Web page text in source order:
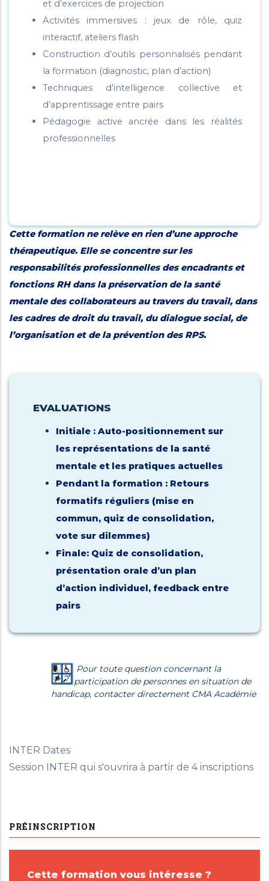
et d’exercices de projection
Activités immersives : jeux de rôle, quiz
interactif, ateliers flash
Construction d’outils personnalisés pendant
la formation (diagnostic, plan d’action)
Techniques d’intelligence collective et
d’apprentissage entre pairs
Pédagogie active ancrée dans les réalités
professionnelles
Cette formation ne relève en rien d’une approche
thérapeutique. Elle se concentre sur les
responsabilités professionnelles des encadrants et
fonctions RH dans la préservation de la santé
mentale des collaborateurs au travers du travail, dans
les cadres de droit du travail, du dialogue social, de
l’organisation et de la prévention des RPS.
EVALUATIONS
Initiale : Auto-positionnement sur
les représentations de la santé
mentale et les pratiques actuelles
Pendant la formation : Retours
formatifs réguliers (mise en
commun, quiz de consolidation,
vote sur dilemmes)
Finale: Quiz de consolidation,
présentation orale d’un plan
d’action individuel, feedback entre
pairs
Pour toute question concernant la
participation de personnes en situation de
handicap, contacter directement CMA Académie
INTER Dates
Session INTER qui s'ouvrira à partir de 4 inscriptions
PRÉINSCRIPTION
Cette formation vous intéresse ?